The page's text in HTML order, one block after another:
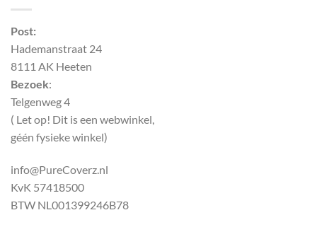
Post:
Hademanstraat 24
8111 AK Heeten
Bezoek:
Telgenweg 4
( Let op! Dit is een webwinkel,
géén fysieke winkel)
info@PureCoverz.nl
KvK 57418500
BTW NL001399246B78